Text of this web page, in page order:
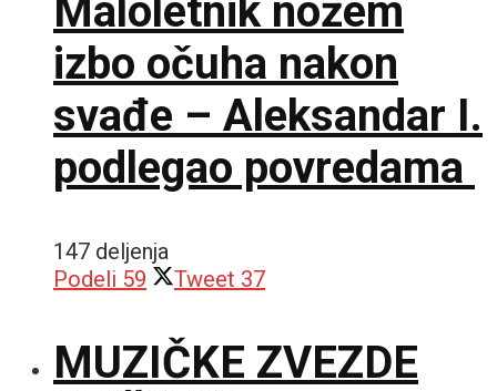
Maloletnik nožem
izbo očuha nakon
svađe – Aleksandar I.
podlegao povredama
147 deljenja
Podeli 59 Tweet 37
MUZIČKE ZVEZDE